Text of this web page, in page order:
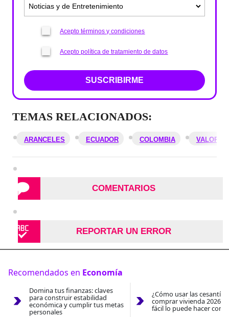
Acepto términos y condiciones
Acepto política de tratamiento de datos
SUSCRIBIRME
TEMAS RELACIONADOS:
ARANCELES ECUADOR COLOMBIA VALORA
COMENTARIOS
REPORTAR UN ERROR
Recomendados en Economía
Domina tus finanzas: claves
para construir estabilidad
económica y cumplir tus metas
personales
¿Cómo usar las
comprar vivienda 2026?
fácil lo puede hacer con